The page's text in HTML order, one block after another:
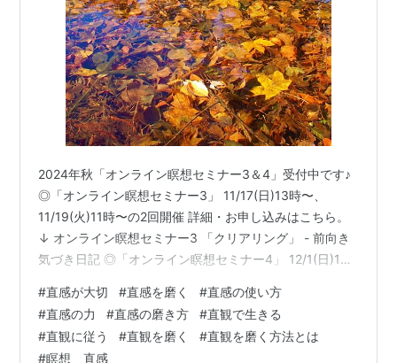
2024年秋「オンライン瞑想セミナー3＆4」受付中です♪
◎「オンライン瞑想セミナー3」 11/17(日)13時〜、
11/19(火)11時〜の2回開催 詳細・お申し込みはこちら。
↓ オンライン瞑想セミナー3 「クリアリング」 - 前向き
気づき日記 ◎「オンライン瞑想セミナー4」 12/1(日)13
ら。↓ オンライン瞑想セミナー4 「高次元からのメッセ
ージを受け取る」 - 前向き気づき日記 ＊瞑想セミナーは
必ず1から順に受講してください。 今、新しい直感を磨く
#直感が大切 #直感を磨く #直感の使い方
#直感の力 #直感の磨き方 #直観で生きる
#直観に従う #直観を磨く #直観を磨く方法とは
#瞑想 直感